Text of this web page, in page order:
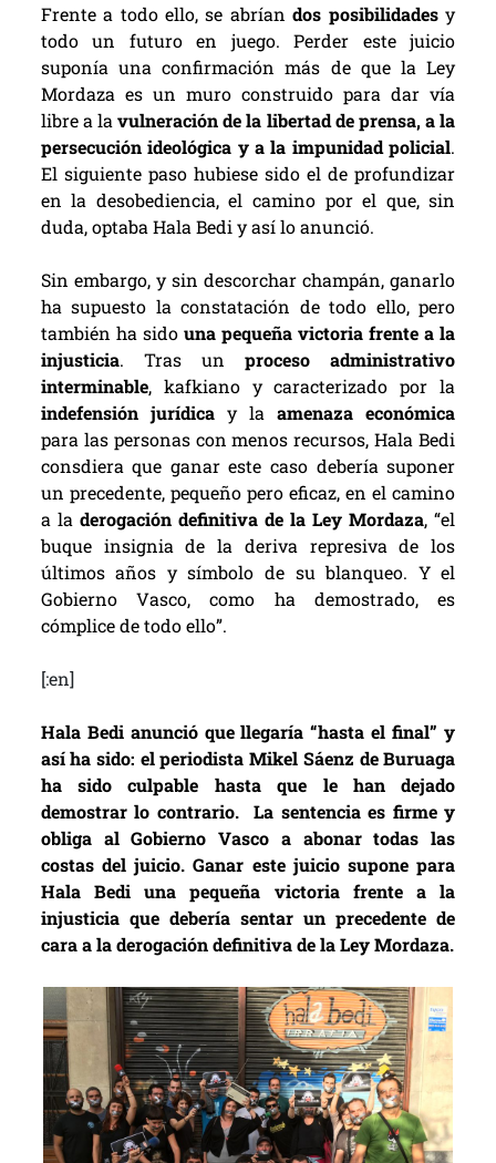
Frente a todo ello, se abríandos posibilidadesy
todo un futuro en juego. Perder este juicio
suponía una confirmación más de que la Ley
Mordaza es un muro construido para dar vía
libre a lavulneración de la libertad de prensa, a la
persecución ideológica y a la impunidad policial.
El siguiente paso hubiese sido el de profundizar
en la desobediencia, el camino por el que, sin
duda, optaba Hala Bedi y así lo anunció.
Sin embargo, y sin descorchar champán, ganarlo
ha supuesto la constatación de todo ello, pero
también ha sido una pequeña victoria frente a la
injusticia. Tras unproceso administrativo
interminable, kafkiano y caracterizado por la
indefensión jurídicay laamenaza económica
para las personas con menos recursos, Hala Bedi
consdiera que ganar este caso debería suponer
un precedente, pequeño pero eficaz, en el camino
a la derogación definitiva de la Ley Mordaza, “el
buque insignia de la deriva represiva de los
últimos años y símbolo de su blanqueo. Y el
Gobierno Vasco, como ha demostrado, es
cómplice de todo ello”.
[:en]
Hala Bedi anunció que llegaría “hasta el final” y
así ha sido: el periodista Mikel Sáenz de Buruaga
ha sido culpable hasta que le han dejado
demostrar lo contrario. La sentencia es firme y
obliga al Gobierno Vasco a abonar todas las
costas del juicio. Ganar este juicio supone para
Hala Bedi una pequeña victoria frente a la
injusticia que debería sentar un precedente de
cara a la derogación definitiva de la Ley Mordaza.